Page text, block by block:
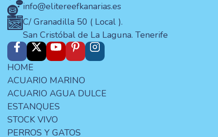
info@elitereefkanarias.es
C/ Granadilla 50 ( Local ).
San Cristóbal de La Laguna. Tenerife
HOME
ACUARIO MARINO
ACUARIO AGUA DULCE
ESTANQUES
STOCK VIVO
PERROS Y GATOS